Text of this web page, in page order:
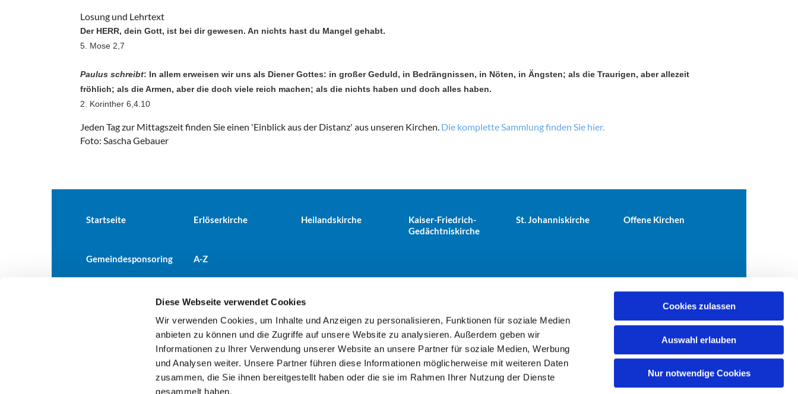
Diese Webseite verwendet Cookies
Wir verwenden Cookies, um Inhalte und Anzeigen zu personalisieren, Funktionen für soziale Medien
anbieten zu können und die Zugriffe auf unsere Website zu analysieren. Außerdem geben wir
Informationen zu Ihrer Verwendung unserer Website an unsere Partner für soziale Medien, Werbung
und Analysen weiter. Unsere Partner führen diese Informationen möglicherweise mit weiteren Daten
zusammen, die Sie ihnen bereitgestellt haben oder die sie im Rahmen Ihrer Nutzung der Dienste
gesammelt haben.
Cookies zulassen
Auswahl erlauben
Nur notwendige Cookies
Losung und Lehrtext
Der HERR, dein Gott, ist bei dir gewesen. An nichts hast du Mangel gehabt.
5. Mose 2,7
Paulus schreibt: In allem erweisen wir uns als Diener Gottes: in großer Geduld, in Bedrängnissen, in Nöten, in Ängsten; als die Traurigen, aber allezeit
fröhlich; als die Armen, aber die doch viele reich machen; als die nichts haben und doch alles haben.
2. Korinther 6,4.10
Jeden Tag zur Mittagszeit finden Sie einen 'Einblick aus der Distanz' aus unseren Kirchen. Die komplette Sammlung finden Sie hier.
Foto: Sascha Gebauer
Startseite Erlöserkirche Heilandskirche
Kaiser-Friedrich-
Gedächtniskirche
St. Johanniskirche Offene Kirchen
Gemeindesponsoring A-Z
Evangelische Kirchengemeinde Tiergarten · Alt-Moabit 25, 10559 Berlin+49303943498 kuesterei@ev-gemeinde-tiergarten.de
Kontaktinformationen Impressum